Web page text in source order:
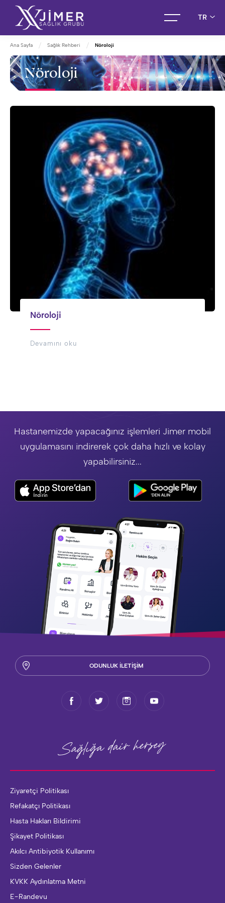
TR
Ana Sayfa Sağlık Rehberi Nöroloji
Nöroloji
Nöroloji
Devamını oku
Hastanemizde yapacağınız işlemleri Jimer mobil
uygulamasını indirerek çok daha hızlı ve kolay
yapabilirsiniz...
ODUNLUK İLETİŞİM
Sağlığa dairherşey
Ziyaretçi Politikası
Refakatçı Politikası
Hasta Hakları Bildirimi
Şikayet Politikası
Akılcı Antibiyotik Kullanımı
Sizden Gelenler
KVKK Aydınlatma Metni
E-Randevu